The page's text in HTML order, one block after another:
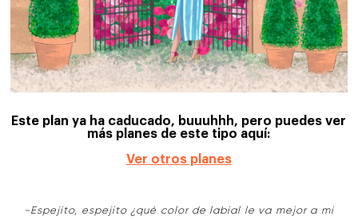
Este plan ya ha caducado, buuuhhh, pero puedes ver
más planes de este tipo aquí:
Ver otros planes
-Espejito, espejito ¿qué color de labial le va mejor a mi